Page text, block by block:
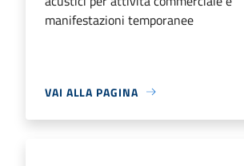
manifestazioni temporanee
VAI ALLA PAGINA